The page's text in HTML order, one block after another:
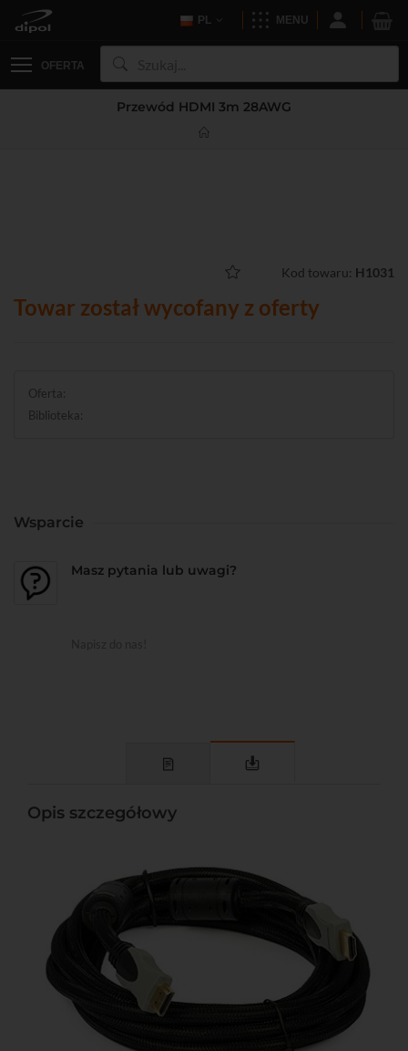
PL MENU
OFERTA
Przewód HDMI 3m 28AWG
Kod towaru: H1031
Towar został wycofany z oferty
Oferta:
Biblioteka:
Wsparcie
Masz pytania lub uwagi?
Opis szczegółowy